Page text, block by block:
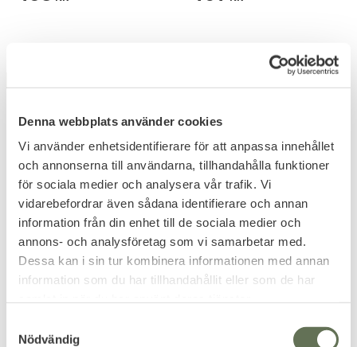
Denna webbplats använder cookies
Vi använder enhetsidentifierare för att anpassa innehållet
och annonserna till användarna, tillhandahålla funktioner
för sociala medier och analysera vår trafik. Vi
vidarebefordrar även sådana identifierare och annan
information från din enhet till de sociala medier och
annons- och analysföretag som vi samarbetar med.
Dessa kan i sin tur kombinera informationen med annan
information som du har tillhandahållit eller som de har
Nödvändig
Add to favorites
Champion Fylld Skjutsäck i
Läder
Klassisk läderskjutsäck för
stabilt skytte.
594
Add to favorites
Champion Large Bench
Rest Skjutstöd
Prefyllda bench rest-säckar med
bra grepp.
806